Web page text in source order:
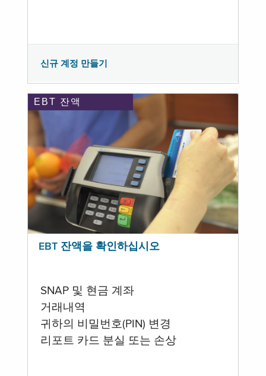
신규 계정 만들기
EBT 잔액
EBT 잔액을 확인하십시오
SNAP 및 현금 계좌
거래내역
귀하의 비밀번호(PIN) 변경
리포트 카드 분실 또는 손상